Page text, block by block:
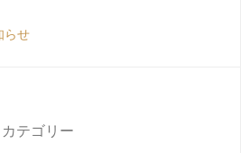
らせ
カテゴリー